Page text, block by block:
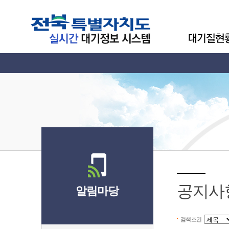
알림마당 공지사
검색조건